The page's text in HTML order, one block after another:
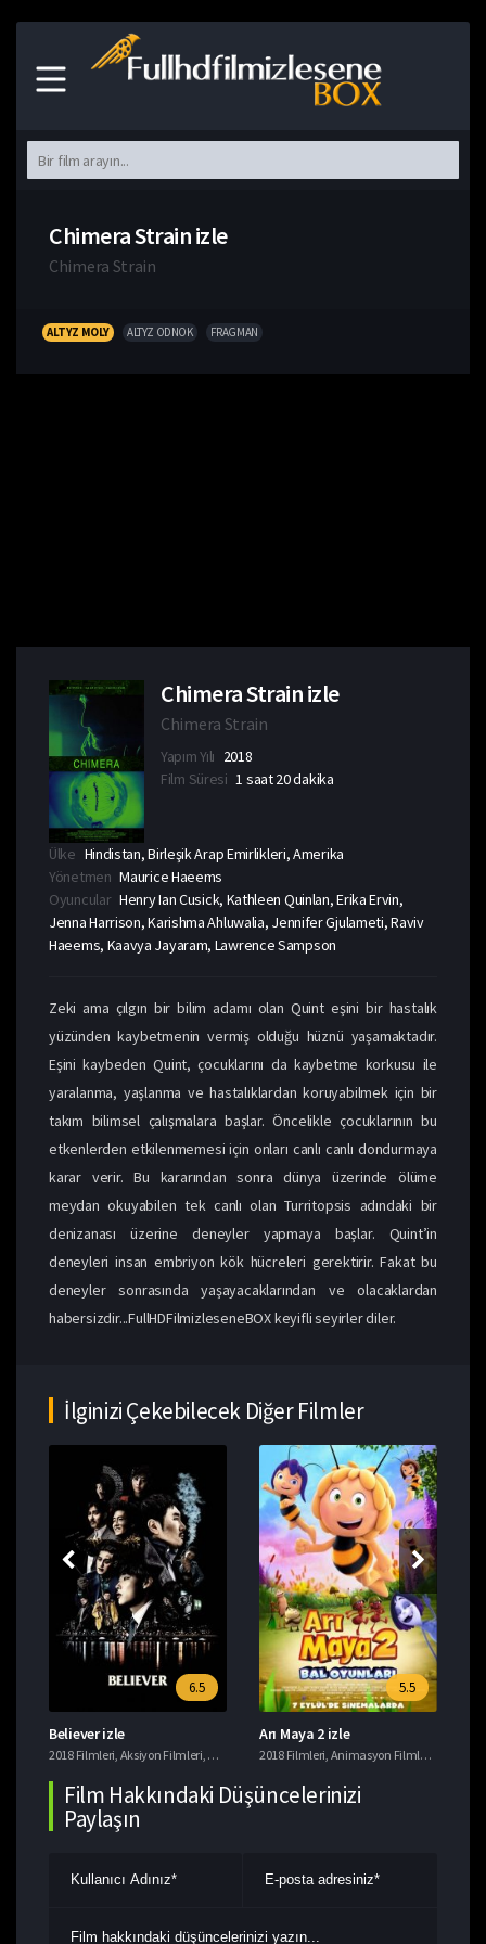
Chimera Strain izle
Chimera Strain
ALTYZ MOLY ALTYZ ODNOK FRAGMAN
Chimera Strain izle
Chimera Strain
Yapım Yılı 2018
Film Süresi 1 saat 20 dakika
Ülke Hindistan, Birleşik Arap Emirlikleri, Amerika
Yönetmen Maurice Haeems
Oyuncular Henry Ian Cusick, Kathleen Quinlan, Erika Ervin,
Jenna Harrison, Karishma Ahluwalia, Jennifer Gjulameti, Raviv
Haeems, Kaavya Jayaram, Lawrence Sampson
Zeki ama çılgın bir bilim adamı olan Quint eşini bir hastalık
yüzünden kaybetmenin vermiş olduğu hüznü yaşamaktadır.
Eşini kaybeden Quint, çocuklarını da kaybetme korkusu ile
yaralanma, yaşlanma ve hastalıklardan koruyabilmek için bir
takım bilimsel çalışmalara başlar. Öncelikle çocuklarının bu
etkenlerden etkilenmemesi için onları canlı canlı dondurmaya
karar verir. Bu kararından sonra dünya üzerinde ölüme
meydan okuyabilen tek canlı olan Turritopsis adındaki bir
denizanası üzerine deneyler yapmaya başlar. Quint’in
deneyleri insan embriyon kök hücreleri gerektirir. Fakat bu
deneyler sonrasında yaşayacaklarından ve olacaklardan
habersizdir...FullHDFilmizleseneBOX keyifli seyirler diler.
İlginizi Çekebilecek Diğer Filmler
, Tavsiye Filmler
6.5
Believer izle
2018 Filmleri Aksiyon Filmleri Gerilim Filmleri,Suç Filmleri
5.5
Arı Maya 2 izle
2018 Filmleri Animasyon Filmleri
Film Hakkındaki Düşüncelerinizi
Paylaşın